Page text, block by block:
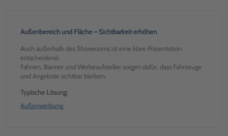
Außenbereich und Fläche – Sichtbarkeit erhöhen
Auch außerhalb des Showrooms ist eine klare Präsentation
entscheidend.
Fahnen, Banner und Werbeaufsteller sorgen dafür, dass Fahrzeuge
und Angebote sichtbar bleiben.
Typische Lösung:
Außenwerbung